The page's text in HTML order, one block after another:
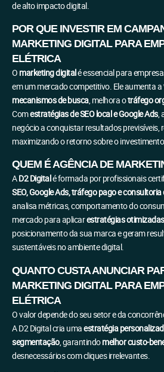
de alto impacto digital.
POR QUE INVESTIR EM
MARKETING DIGITAL PARA
ELÉTRICA
O marketing digital é essencial para
em um mercado competitivo. Ele aumenta a
mecanismos de busca, melhora otráfego
Comestratégias de SEO local e Google Ads,
negócio a conquistar resultados previsíveis,
maximizando o retorno sobre o investimento
QUEM É AGÊNCIA DE
AD2 Digital é formada por profissionais
SEO, Google Ads, tráfego pago e consultoria
analisa métricas, comportamento do
mercado para aplicarestratégias otimizadas
posicionamento da sua marca e geram
sustentáveis no ambiente digital.
QUANTO CUSTA ANUNCIAR
MARKETING DIGITAL PARA
ELÉTRICA
O valor depende do seu setor e da
A D2 Digital cria umaestratégia
segmentação, garantindomelhor custo-
desnecessários com cliques irrelevantes.